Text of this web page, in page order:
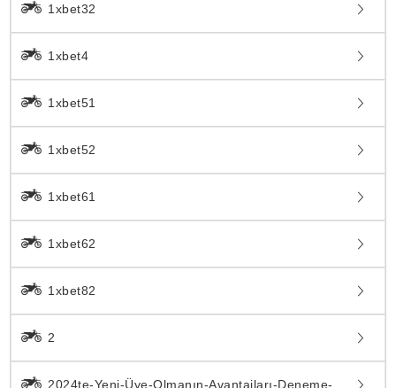
1xbet32
1xbet4
1xbet51
1xbet52
1xbet61
1xbet62
1xbet82
2
2024te-Yeni-Üye-Olmanın-Avantajları-Deneme-